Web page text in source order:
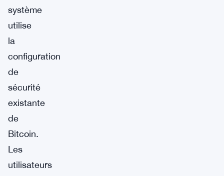
système
utilise
la
configuration
de
sécurité
existante
de
Bitcoin.
Les
utilisateurs